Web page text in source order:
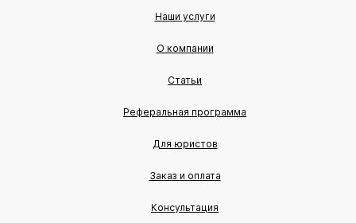
Наши услуги
О компании
Статьи
Реферальная программа
Для юристов
Заказ и оплата
Консультация